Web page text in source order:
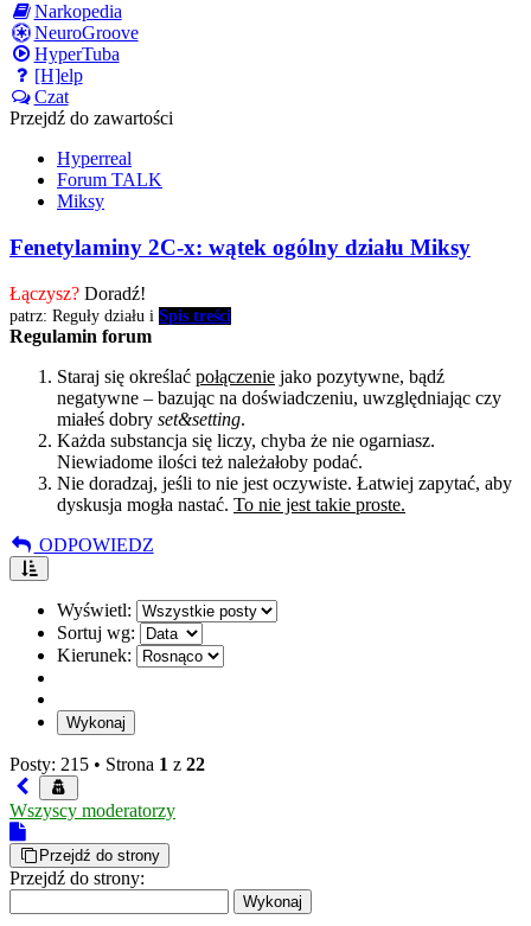
Narkopedia
NeuroGroove
HyperTuba
[H]elp
Czat
Przejdź do zawartości
Hyperreal
Forum TALK
Miksy
Fenetylaminy 2C-x: wątek ogólny działu Miksy
Łączysz? Doradź!
patrz: Reguły działu i Spis treści
Regulamin forum
Staraj się określać połączenie jako pozytywne, bądź
negatywne – bazując na doświadczeniu, uwzględniając czy
miałeś dobry set&setting.
Każda substancja się liczy, chyba że nie ogarniasz.
Niewiadome ilości też należałoby podać.
Nie doradzaj, jeśli to nie jest oczywiste. Łatwiej zapytać, aby
dyskusja mogła nastać. To nie jest takie proste.
ODPOWIEDZ
Wyświetl:
Sortuj wg:
Kierunek:
Posty: 215 • Strona 1 z 22
Wszyscy moderatorzy
Przejdź do strony
Przejdź do strony: